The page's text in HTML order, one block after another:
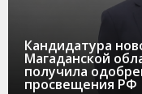
Кандидатура
Магаданской
получила
просвещения РФ